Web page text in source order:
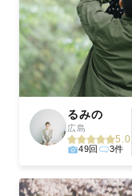
るみの
広島
5.0
49回 3件